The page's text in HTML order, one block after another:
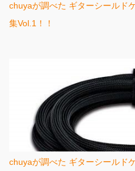
chuyaが調べた ギターシールド
集Vol.1！！
chuyaが調べた ギターシールド